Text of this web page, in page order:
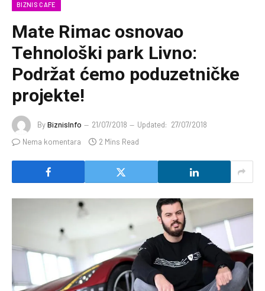
BIZNIS CAFE
Mate Rimac osnovao
Tehnološki park Livno:
Podržat ćemo poduzetničke
projekte!
ByBiznisInfo 21/07/2018 Updated: 27/07/2018
Nema komentara
2 Mins Read